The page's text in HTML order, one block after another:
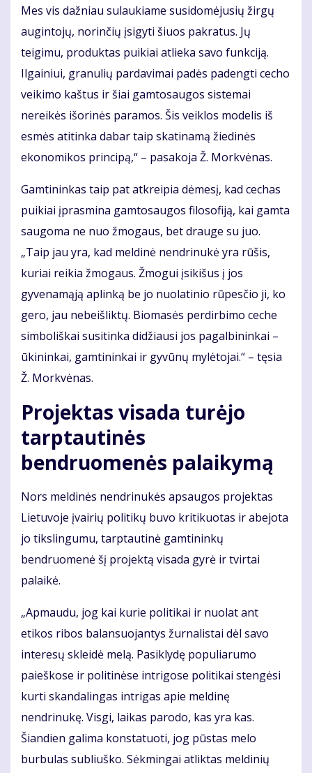
Mes vis dažniau sulaukiame susidomėjusių žirgų
augintojų, norinčių įsigyti šiuos pakratus. Jų
teigimu, produktas puikiai atlieka savo funkciją.
Ilgainiui, granulių pardavimai padės padengti cecho
veikimo kaštus ir šiai gamtosaugos sistemai
nereikės išorinės paramos. Šis veiklos modelis iš
esmės atitinka dabar taip skatinamą žiedinės
ekonomikos principą,“ – pasakoja Ž. Morkvėnas.
Gamtininkas taip pat atkreipia dėmesį, kad cechas
puikiai įprasmina gamtosaugos filosofiją, kai gamta
saugoma ne nuo žmogaus, bet drauge su juo.
„Taip jau yra, kad meldinė nendrinukė yra rūšis,
kuriai reikia žmogaus. Žmogui įsikišus į jos
gyvenamąją aplinką be jo nuolatinio rūpesčio ji, ko
gero, jau nebeišliktų. Biomasės perdirbimo ceche
simboliškai susitinka didžiausi jos pagalbininkai –
ūkininkai, gamtininkai ir gyvūnų mylėtojai.“ – tęsia
Ž. Morkvėnas.
Projektas visada turėjo
tarptautinės
bendruomenės palaikymą
Nors meldinės nendrinukės apsaugos projektas
Lietuvoje įvairių politikų buvo kritikuotas ir abejota
jo tikslingumu, tarptautinė gamtininkų
bendruomenė šį projektą visada gyrė ir tvirtai
palaikė.
„Apmaudu, jog kai kurie politikai ir nuolat ant
etikos ribos balansuojantys žurnalistai dėl savo
interesų skleidė melą. Pasiklydę populiarumo
paieškose ir politinėse intrigose politikai stengėsi
kurti skandalingas intrigas apie meldinę
nendrinukę. Visgi, laikas parodo, kas yra kas.
Šiandien galima konstatuoti, jog pūstas melo
burbulas subliuško. Sėkmingai atliktas meldinių